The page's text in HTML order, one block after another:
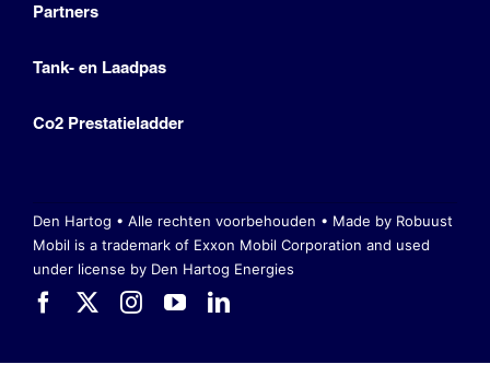
Partners
Tank- en Laadpas
Co2 Prestatieladder
Den Hartog • Alle rechten voorbehouden • Made by Robuust
Mobil is a trademark of Exxon Mobil Corporation and used
under license by Den Hartog Energies